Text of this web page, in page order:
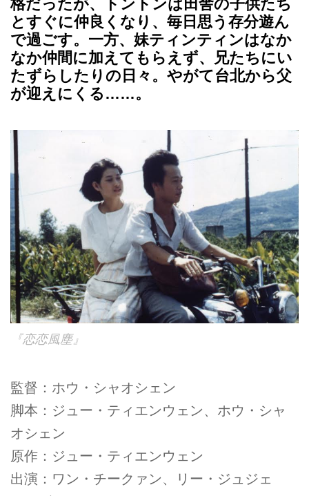
格だったが、トントンは田舎の子供たち
とすぐに仲良くなり、毎日思う存分遊ん
で過ごす。一方、妹ティンティンはなか
なか仲間に加えてもらえず、兄たちにい
たずらしたりの日々。やがて台北から父
が迎えにくる……。
『恋恋風塵』
監督：ホウ・シャオシェン
脚本：ジュー・ティエンウェン、ホウ・シャ
オシェン
原作：ジュー・ティエンウェン
出演：ワン・チークァン、リー・ジュジェ